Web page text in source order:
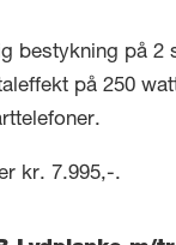
bestykning på
på 250
kr. 7.995,-.